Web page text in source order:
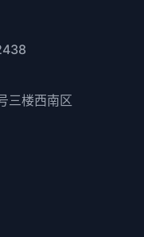
三楼西南区